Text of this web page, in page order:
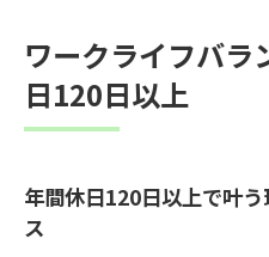
ワークライフバラ
日120日以上
年間休日120日以上で叶
ス